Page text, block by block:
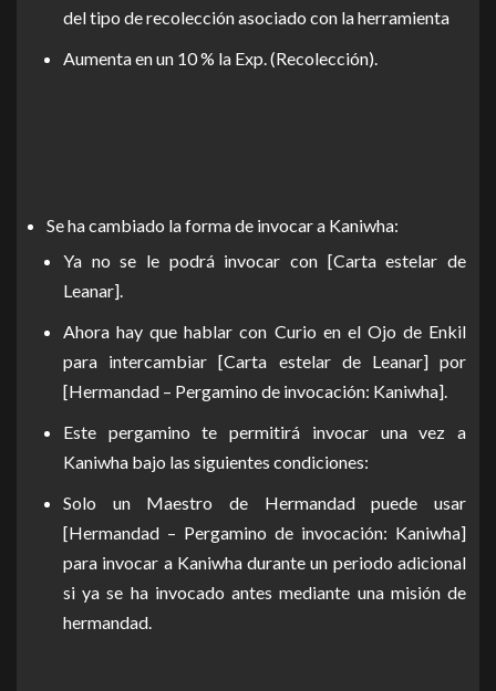
del tipo de recolección asociado con la herramienta
Aumenta en un 10 % la Exp. (Recolección).
Se ha cambiado la forma de invocar a Kaniwha:
Ya no se le podrá invocar con [Carta estelar de
Leanar].
Ahora hay que hablar con Curio en el Ojo de Enkil
para intercambiar [Carta estelar de Leanar] por
[Hermandad – Pergamino de invocación: Kaniwha].
Este pergamino te permitirá invocar una vez a
Kaniwha bajo las siguientes condiciones:
Solo un Maestro de Hermandad puede usar
[Hermandad – Pergamino de invocación: Kaniwha]
para invocar a Kaniwha durante un periodo adicional
si ya se ha invocado antes mediante una misión de
hermandad.